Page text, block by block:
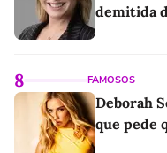
demitida
8 FAMOSOS
Deborah
que pede